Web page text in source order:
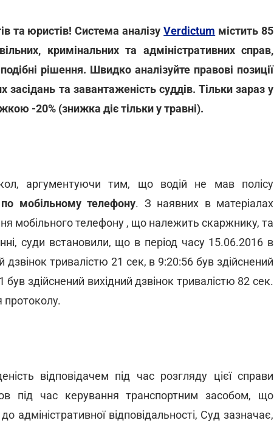
та юристів! Система аналізуVerdictum містить 85
кримінальних та адміністративних справ,
рішення. Швидко аналізуйте правові позиції
та завантаженість суддів. Тільки зараз у
-20% (знижка діє тільки у травні).
аргументуючи тим, що водій не мав полісу
мобільному телефону. З наявних в матеріалах
мобільного телефону , що належить скаржнику, та
суди встановили, що в період часу 15.06.2016 в
дзвінок тривалістю 21 сек, в 9:20:56 був здійснений
здійснений вихідний дзвінок тривалістю 82 сек.
протоколу.
відповідачем під час розгляду цієї справи
під час керування транспортним засобом, що
адміністративної відповідальності, Суд зазначає,